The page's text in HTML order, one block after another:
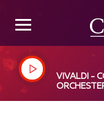
VIVALDI -